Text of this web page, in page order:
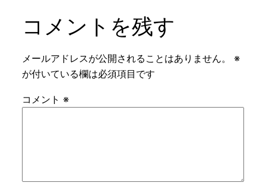
コメントを残す
メールアドレスが公開されることはありません。
※
が付いている欄は必須項目です
コメント ※